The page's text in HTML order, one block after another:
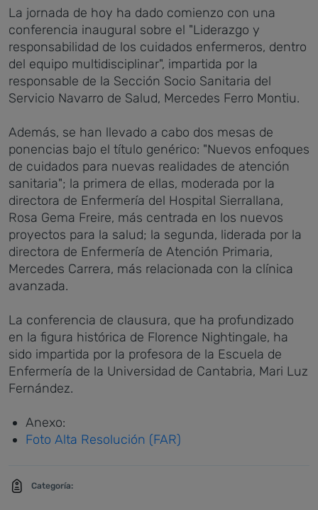
La jornada de hoy ha dado comienzo con una
conferencia inaugural sobre el "Liderazgo y
responsabilidad de los cuidados enfermeros, dentro
del equipo multidisciplinar", impartida por la
responsable de la Sección Socio Sanitaria del
Servicio Navarro de Salud, Mercedes Ferro Montiu.
Además, se han llevado a cabo dos mesas de
ponencias bajo el título genérico: "Nuevos enfoques
de cuidados para nuevas realidades de atención
sanitaria"; la primera de ellas, moderada por la
directora de Enfermería del Hospital Sierrallana,
Rosa Gema Freire, más centrada en los nuevos
proyectos para la salud; la segunda, liderada por la
directora de Enfermería de Atención Primaria,
Mercedes Carrera, más relacionada con la clínica
avanzada.
La conferencia de clausura, que ha profundizado
en la figura histórica de Florence Nightingale, ha
sido impartida por la profesora de la Escuela de
Enfermería de la Universidad de Cantabria, Mari Luz
Fernández.
Anexo:
Foto Alta Resolución (FAR)
Categoría: